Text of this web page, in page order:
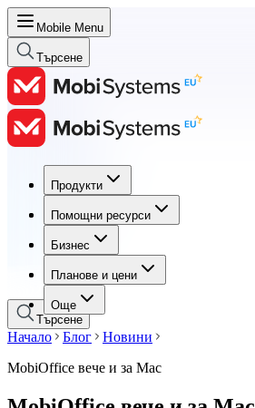
Mobile Menu
Търсене
Продукти
Помощни ресурси
Бизнес
Планове и цени
Още
Продукти
Помощни ресурси
Бизнес
Планове и цени
Търсене
Начало Блог
Новини
MobiOffice вече и за Mac